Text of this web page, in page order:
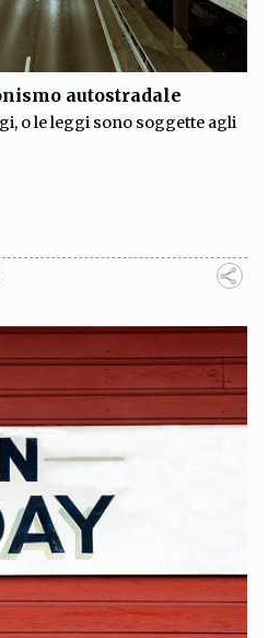
PROCEEDINGS PUBBLICITÀ CONTATTI
MEDIA
autostradale
o le leggi sono soggette agli